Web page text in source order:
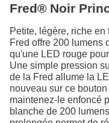
Fred® Noir
Petite, légère, riche
Fred offre 200 lumens
qu'une LED rouge
Une simple pression
de la Fred allume la
nouveau sur ce
maintenez-le enfoncé
blanche de 200